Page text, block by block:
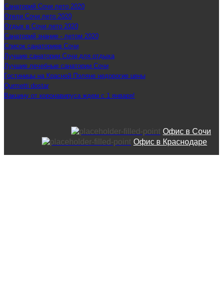
Санаторий Сочи лето 2020
Отели Сочи лето 2020
Отдых в Сочи лето 2020
Санаторий знание - летом 2020
Список санаториев Сочи
Лучшие санатории Сочи для отдыха
Лучшие лечебные санатории Сочи
Гостиницы на Красной Поляне недорогие цены
Qurmetti dostar
Вакцину от коронавируса ждем с 1 января!
Офис в Сочи
Офис в Краснодаре